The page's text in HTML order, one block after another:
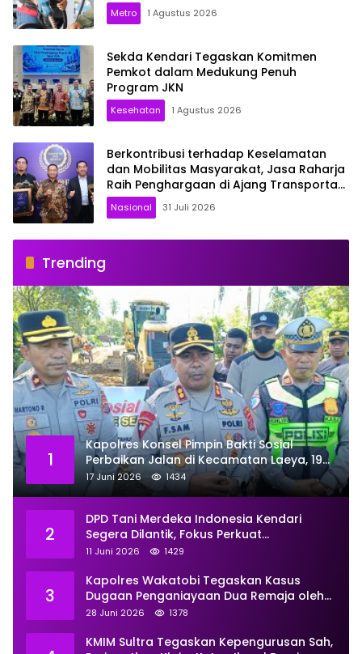
Metro 1 Agustus 2026
Sekda Kendari Tegaskan Komitmen
Pemkot dalam Medukung Penuh
Program JKN
Kesehatan 1 Agustus 2026
Berkontribusi terhadap Keselamatan
dan Mobilitas Masyarakat, Jasa Raharja
Raih Penghargaan di Ajang Transportasi
Indonesia Awards 2026
Nasional 31 Juli 2026
Trending
1
Kapolres Konsel Pimpin Bakti Sosial
Perbaikan Jalan di Kecamatan Laeya, 19
Titik Rusak Siap Ditambal
17 Juni 2026 1434
2
DPD Tani Merdeka Indonesia Kendari
Segera Dilantik, Fokus Perkuat
Pemberdayaan
11 Juni 2026 1429
3
Kapolres Wakatobi Tegaskan Kasus
Dugaan Penganiayaan Dua Remaja oleh
Dua Anggota Ditangani Secara
28 Juni 2026 1378
KMIM Sultra Tegaskan Kepengurusan Sah,